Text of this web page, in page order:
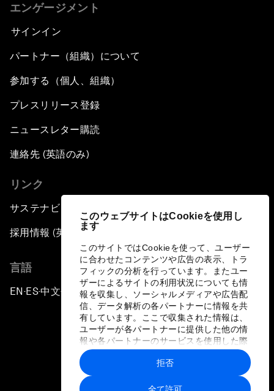
このウェブサイトはCookieを使用し
ます
このサイトではCookieを使って、ユーザー
に合わせたコンテンツや広告の表示、トラ
フィックの分析を行っています。またユー
ザーによるサイトの利用状況についても情
報を収集し、ソーシャルメディアや広告配
信、データ解析の各パートナーに情報を共
有しています。ここで収集された情報は、
ユーザーが各パートナーに提供した他の情
報や各パートナーのサービスを使用した際
に収集された情報と組み合わされ、各パー
トナーによって使用されることがありま
す。
全て許可
拒否
エンゲージメント
サインイン
パートナー（組織）について
参加する（個人、組織）
プレスリリース登録
ニュースレター購読
連絡先 (英語のみ)
リンク
サステナビリティへの取り組み
採用情報 (英語のみ)
言語
EN ▪ES▪中文▪ 日本語
プライバシーポリシーと利用規約